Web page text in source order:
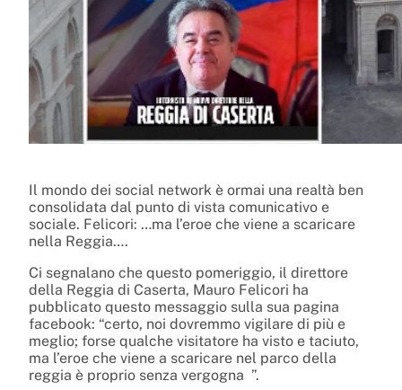
Il mondo dei social network è ormai una realtà ben
consolidata dal punto di vista comunicativo e
sociale. Felicori: …ma l’eroe che viene a scaricare
nella Reggia….
Ci segnalano che questo pomeriggio, il direttore
della Reggia di Caserta, Mauro Felicori ha
pubblicato questo messaggio sulla sua pagina
facebook: “certo, noi dovremmo vigilare di più e
meglio; forse qualche visitatore ha visto e taciuto,
ma l’eroe che viene a scaricare nel parco della
reggia è proprio senza vergogna ”.